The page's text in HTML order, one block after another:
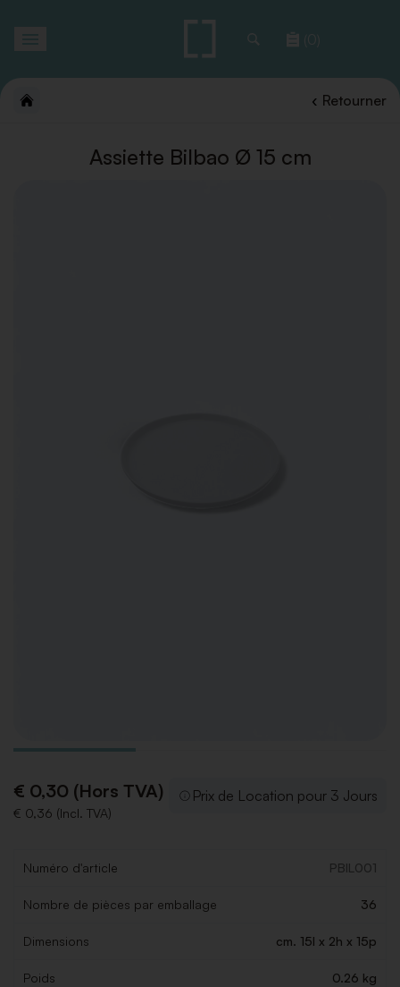
(0)
Retourner
Assiette Bilbao Ø 15 cm
€ 0,30 (Hors TVA)
€ 0,36 (Incl. TVA)
Prix de Location pour 3 Jours
Numéro d'article PBIL001
Nombre de pièces par emballage 36
Dimensions cm. 15l x 2h x 15p
Poids 0.26 kg